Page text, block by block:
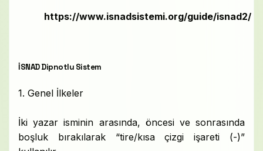
https://www.isnadsistemi.org/guide/isnad2/
İSNAD Dipnotlu Sistem
1. Genel İlkeler
İki yazar isminin arasında, öncesi ve sonrasında
boşluk bırakılarak “tire/kısa çizgi işareti (-)”